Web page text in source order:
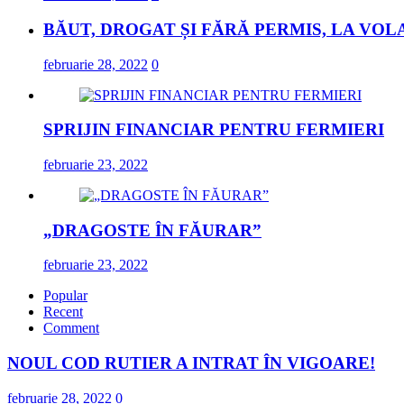
BĂUT, DROGAT ȘI FĂRĂ PERMIS, LA
februarie 28, 2022 0
SPRIJIN FINANCIAR PENTRU FERMIERI
februarie 23, 2022
„DRAGOSTE ÎN FĂURAR”
februarie 23, 2022
Popular
Recent
Comment
NOUL COD RUTIER A INTRAT ÎN VIGOARE!
februarie 28, 2022 0